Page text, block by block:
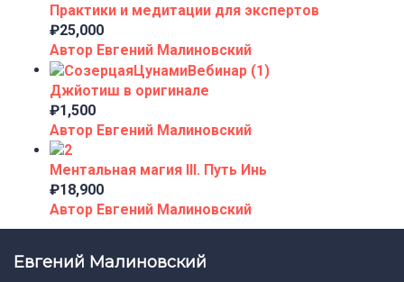
Практики и медитации для экспертов
₽25,000
Автор Евгений Малиновский
Джйотиш в оригинале
₽1,500
Автор Евгений Малиновский
Ментальная магия III. Путь Инь
₽18,900
Автор Евгений Малиновский
Евгений Малиновский